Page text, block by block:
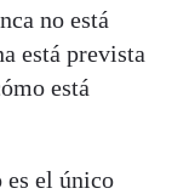
no está
está prevista
está
es el único